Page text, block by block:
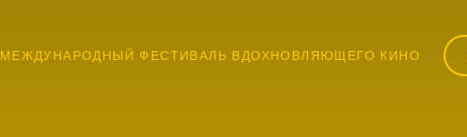
МЕЖДУНАРОДНЫЙ ФЕСТИВАЛЬ ВДОХНОВЛЯЮЩЕГО КИНО